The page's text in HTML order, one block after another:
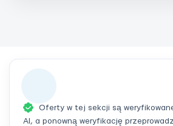
Oferty w tej sekcji są
AI, a ponowną weryfikację